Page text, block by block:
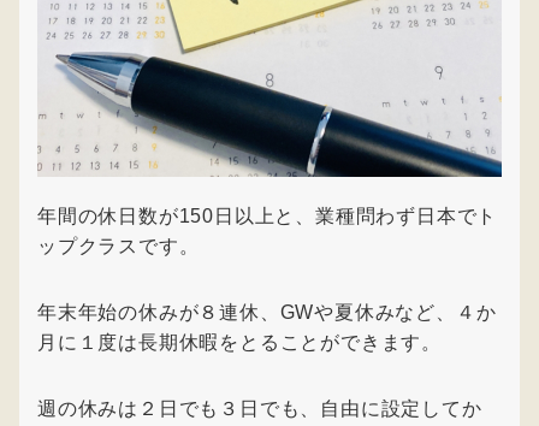
年間の休日数が150日以上と、業種問わず日本でト
ップクラスです。
年末年始の休みが８連休、GWや夏休みなど、４か
月に１度は長期休暇をとることができます。
週の休みは２日でも３日でも、自由に設定してか